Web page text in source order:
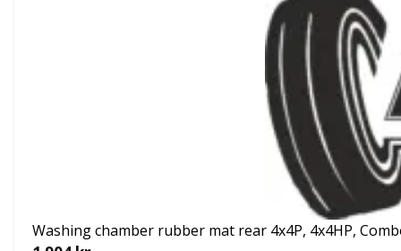
Washing chamber rubber mat rear 4x4P, 4x4HP,